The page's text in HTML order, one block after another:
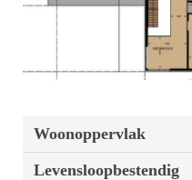
Woonoppervlak
Levensloopbestendig